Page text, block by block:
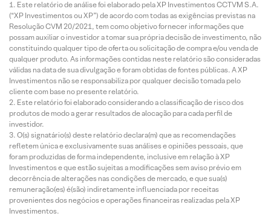
Este relatório de análise foi elaborado pela XP Investimentos CCTVM S.A.
(“XP Investimentos ou XP”) de acordo com todas as exigências previstas na
Resolução CVM 20/2021, tem como objetivo fornecer informações que
possam auxiliar o investidor a tomar sua própria decisão de investimento, não
constituindo qualquer tipo de oferta ou solicitação de compra e/ou venda de
qualquer produto. As informações contidas neste relatório são consideradas
válidas na data de sua divulgação e foram obtidas de fontes públicas. A XP
Investimentos não se responsabiliza por qualquer decisão tomada pelo
cliente com base no presente relatório.
Este relatório foi elaborado considerando a classificação de risco dos
produtos de modo a gerar resultados de alocação para cada perfil de
investidor.
O(s) signatário(s) deste relatório declara(m) que as recomendações
refletem única e exclusivamente suas análises e opiniões pessoais, que
foram produzidas de forma independente, inclusive em relação à XP
Investimentos e que estão sujeitas a modificações sem aviso prévio em
decorrência de alterações nas condições de mercado, e que sua(s)
remuneração(es) é(são) indiretamente influenciada por receitas
provenientes dos negócios e operações financeiras realizadas pela XP
Investimentos.